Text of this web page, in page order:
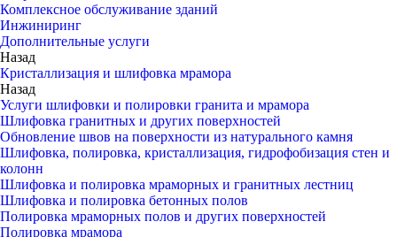
Комплексное обслуживание зданий
Инжиниринг
Дополнительные услуги
Назад
Кристаллизация и шлифовка мрамора
Назад
Услуги шлифовки и полировки гранита и мрамора
Шлифовка гранитных и других поверхностей
Обновление швов на поверхности из натурального камня
Шлифовка, полировка, кристаллизация, гидрофобизация стен и
колонн
Шлифовка и полировка мраморных и гранитных лестниц
Шлифовка и полировка бетонных полов
Полировка мраморных полов и других поверхностей
Полировка мрамора